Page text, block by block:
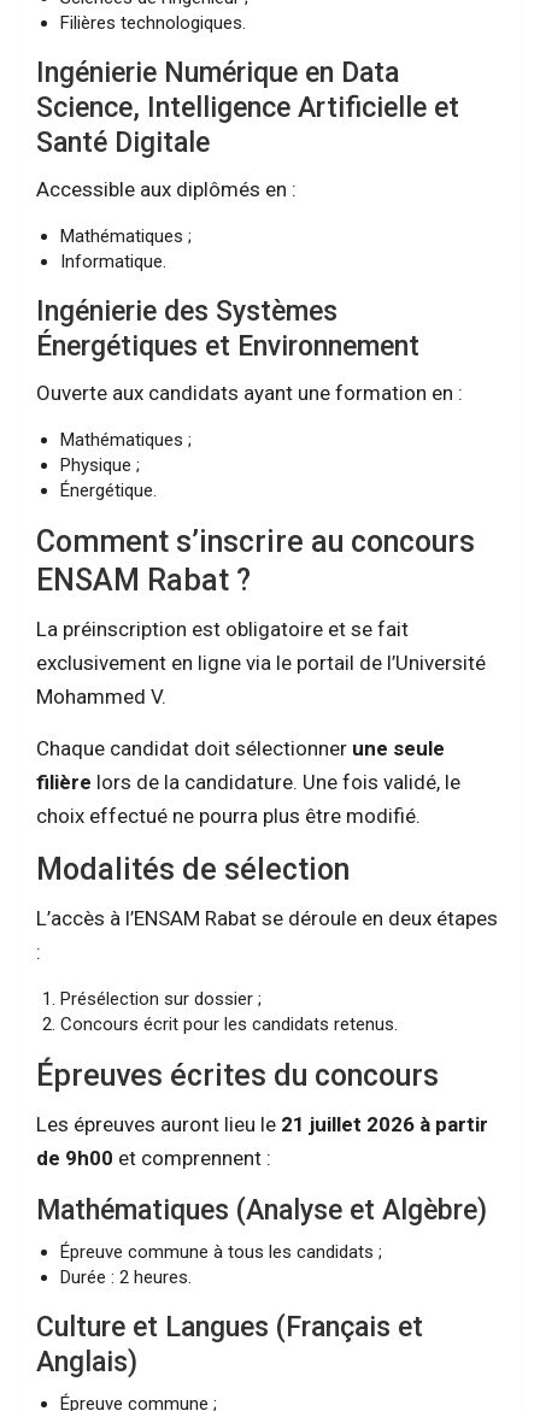
Filières technologiques.
Ingénierie Numérique en Data
Science, Intelligence Artificielle et
Santé Digitale
Accessible aux diplômés en :
Mathématiques ;
Informatique.
Ingénierie des Systèmes
Énergétiques et Environnement
Ouverte aux candidats ayant une formation en :
Mathématiques ;
Physique ;
Énergétique.
Comment s’inscrire au concours
ENSAM Rabat ?
La préinscription est obligatoire et se fait
exclusivement en ligne via le portail de l’Université
Mohammed V.
Chaque candidat doit sélectionner une seule
filière lors de la candidature. Une fois validé, le
choix effectué ne pourra plus être modifié.
Modalités de sélection
L’accès à l’ENSAM Rabat se déroule en deux étapes
:
Présélection sur dossier ;
Concours écrit pour les candidats retenus.
Épreuves écrites du concours
Les épreuves auront lieu le 21 juillet 2026 à partir
de 9h00 et comprennent :
Mathématiques (Analyse et Algèbre)
Épreuve commune à tous les candidats ;
Durée : 2 heures.
Culture et Langues (Français et
Anglais)
Épreuve commune ;